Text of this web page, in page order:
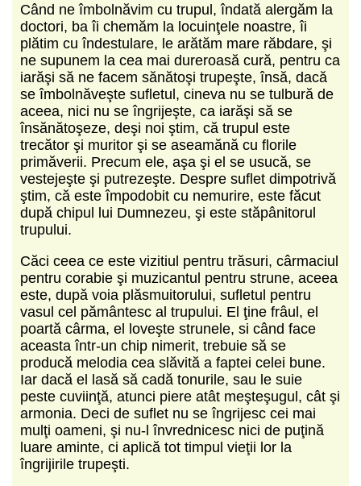
Când ne îmbolnăvim cu trupul, îndată alergăm la
doctori, ba îi chemăm la locuinţele noastre, îi
plătim cu îndestulare, le arătăm mare răbdare, şi
ne supunem la cea mai dureroasă cură, pentru ca
iarăşi să ne facem sănătoşi trupeşte, însă, dacă
se îmbolnăveşte sufletul, cineva nu se tulbură de
aceea, nici nu se îngrijeşte, ca iarăşi să se
însănătoşeze, deşi noi ştim, că trupul este
trecător şi muritor şi se aseamănă cu florile
primăverii. Precum ele, aşa şi el se usucă, se
vestejeşte şi putrezeşte. Despre suflet dimpotrivă
ştim, că este împodobit cu nemurire, este făcut
după chipul lui Dumnezeu, şi este stăpânitorul
trupului.
Căci ceea ce este vizitiul pentru trăsuri, cârmaciul
pentru corabie şi muzicantul pentru strune, aceea
este, după voia plăsmuitorului, sufletul pentru
vasul cel pământesc al trupului. El ţine frâul, el
poartă cârma, el loveşte strunele, si când face
aceasta într-un chip nimerit, trebuie să se
producă melodia cea slăvită a faptei celei bune.
Iar dacă el lasă să cadă tonurile, sau le suie
peste cuviinţă, atunci piere atât meşteşugul, cât şi
armonia. Deci de suflet nu se îngrijesc cei mai
mulţi oameni, şi nu-l învrednicesc nici de puţină
luare aminte, ci aplică tot timpul vieţii lor la
îngrijirile trupeşti.